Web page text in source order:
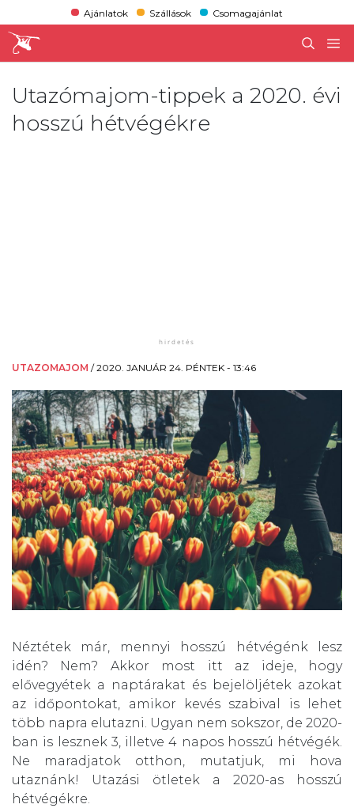
Ajánlatok Szállások Csomagajánlat
Utazómajom-tippek a 2020. évi
hosszú hétvégékre
UTAZOMAJOM /2020. JANUÁR 24. PÉNTEK - 13:46
Néztétek már, mennyi hosszú hétvégénk lesz
idén? Nem? Akkor most itt az ideje, hogy
elővegyétek a naptárakat és bejelöljétek azokat
az időpontokat, amikor kevés szabival is lehet
több napra elutazni. Ugyan nem sokszor, de 2020-
ban is lesznek 3, illetve 4 napos hosszú hétvégék.
Ne maradjatok otthon, mutatjuk, mi hova
utaznánk! Utazási ötletek a 2020-as hosszú
hétvégékre.